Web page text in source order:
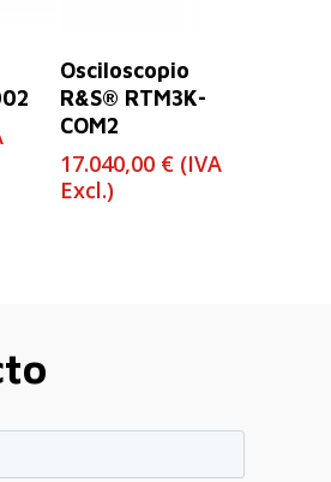
Osciloscopio
R&S® RTM3K-
COM2
17.040,00 € (IVA
Excl.)